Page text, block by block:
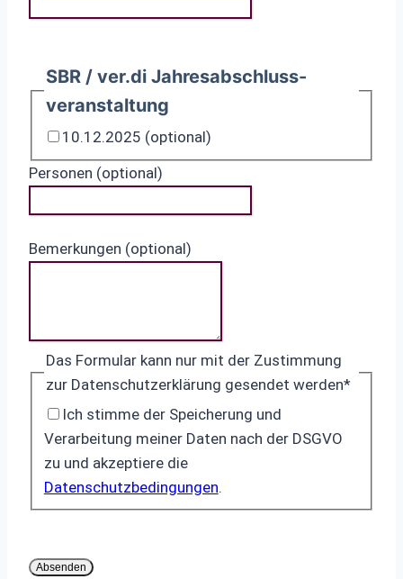
SBR / ver.di Jahresabschluss-
veranstaltung
10.12.2025 (optional)
Personen (optional)
Bemerkungen (optional)
Das Formular kann nur mit der Zustimmung
zur Datenschutzerklärung gesendet werden*
Ich stimme der Speicherung und
Verarbeitung meiner Daten nach der DSGVO
zu und akzeptiere die
Datenschutzbedingungen.
Absenden